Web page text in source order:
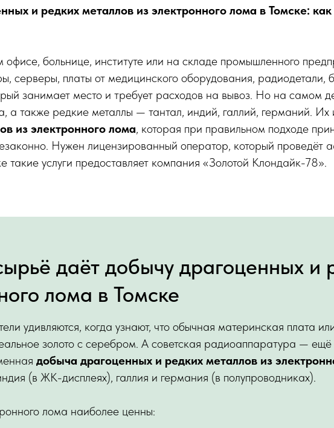
и редких металлов из электронного лома в Томске:
больнице, институте или на складе промышленного
серверы, платы от медицинского оборудования, радиодетали,
занимает место и требует расходов на вывоз. Но на самом
а также редкие металлы — тантал, индий, галлий, германий.
из электронного лома, которая при правильном подходе
Нужен лицензированный оператор, который
такие услуги предоставляет компания «Золотой Клондайк-78».
даёт добычу драгоценных и
лома в Томске
удивляются, когда узнают, что обычная материнская плата
золото с серебром. А советская радиоаппаратура —
добыча драгоценных и редких металлов из
(в ЖК-дисплеях), галлия и германия (в полупроводниках).
лома наиболее ценны: